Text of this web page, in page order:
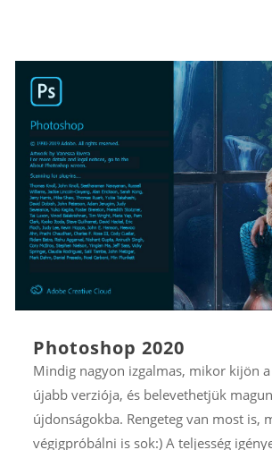
Photoshop 2020
Mindig nagyon izgalmas, mikor kijön
újabb verziója, és belevethetjük
újdonságokba. Rengeteg van most is,
végigpróbálni is sok:) A teljesség